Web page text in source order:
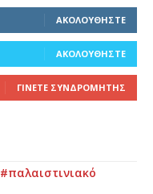
ΑΚΟΛΟΥΘΉΣΤΕ
ΑΚΟΛΟΥΘΉΣΤΕ
ΓΊΝΕΤΕ ΣΥΝΔΡΟΜΗΤΉΣ
#παλαιστινιακό